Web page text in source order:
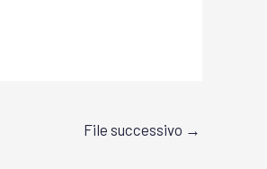
File successivo →